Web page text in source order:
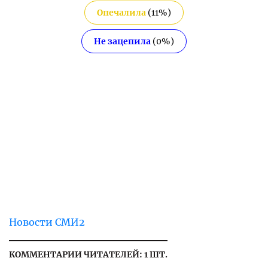
Опечалила (11%)
Не зацепила (0%)
Новости СМИ2
КОММЕНТАРИИ ЧИТАТЕЛЕЙ: 1 ШТ.